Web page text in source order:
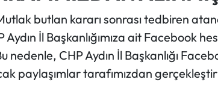
butlan kararı sonrası tedbiren
İl Başkanlığımıza ait Facebook
nedenle, CHP Aydın İl Başkanlığı
paylaşımlar tarafımızdan